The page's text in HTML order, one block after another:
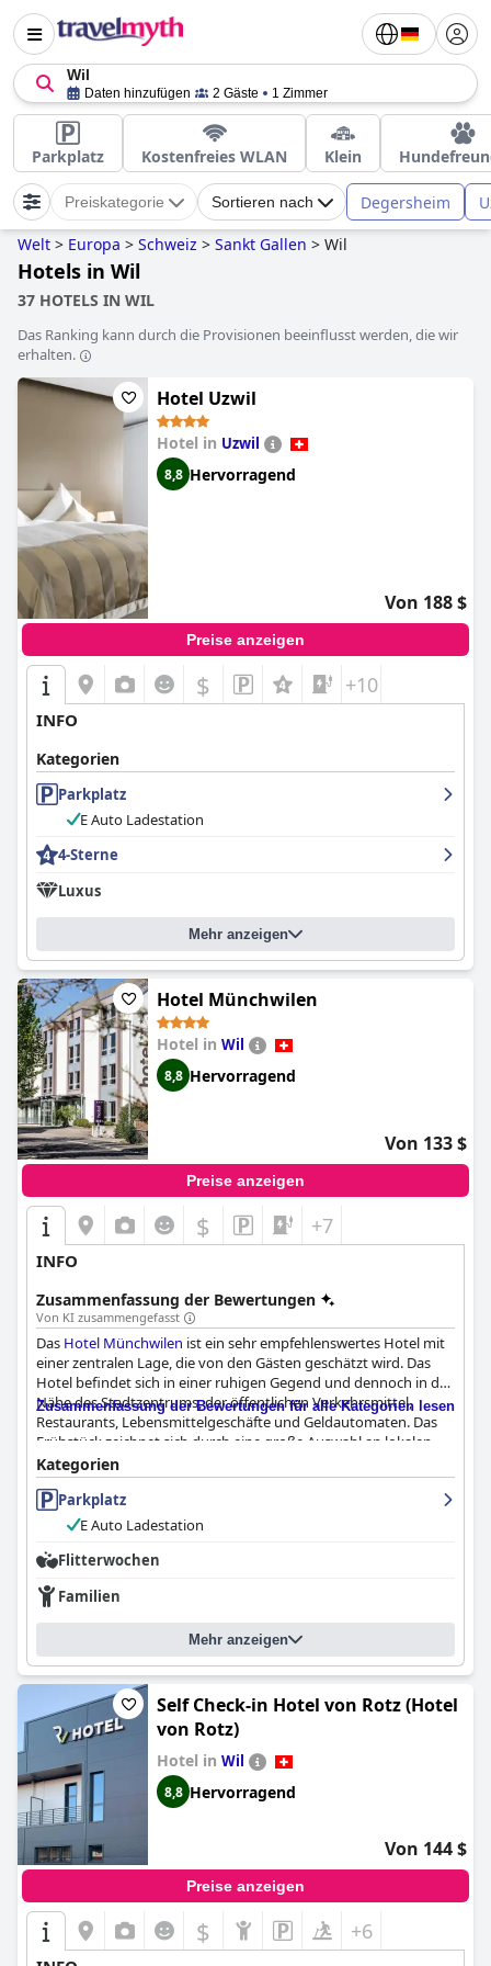
Wil
Daten hinzufügen 2 Gäste 1 Zimmer
Parkplatz Kostenfreies WLAN Klein
Preiskategorie Sortieren nach Degersheim
Welt > Europa > Schweiz > Sankt Gallen > Wil
Hotels in Wil
37 HOTELS IN WIL
Das Ranking kann durch die Provisionen beeinflusst werden, die wir
erhalten.
Hotel Uzwil
Hotel in Uzwil
8,8 Hervorragend
Von 188 $
Preise anzeigen
$ +10
INFO
Kategorien
Parkplatz
E Auto Ladestation
4-Sterne
Luxus
Mehr anzeigen
Hotel Münchwilen
Hotel in Wil
8,8 Hervorragend
Von 133 $
Preise anzeigen
$ +7
INFO
Zusammenfassung der Bewertungen
Von KI zusammengefasst
Das Hotel Münchwilen ist ein sehr empfehlenswertes Hotel mit
einer zentralen Lage, die von den Gästen geschätzt wird. Das
Hotel befindet sich in einer ruhigen Gegend und dennoch in der
Nähe des Stadtzentrums, der öffentlichen Verkehrsmittel,
Restaurants, Lebensmittelgeschäfte und Geldautomaten. Das
Frühstück zeichnet sich durch eine große Auswahl an lokalen
Produkten und ein gut sortiertes Buffet aus. Die Zimmer sind
geräumig, sauber und gut ausgestattet, mit moderner
Einrichtung und freundlichem Personal. Die Sauberkeit des
Hotels ist beeindruckend und das Personal tut alles, damit sich
Tiefgarage ist bequem und gut gepflegt, und es gibt
Gäste dieses Hotel wegen seiner praktischen und wertvollen
Annehmlichkeiten.
Zusammenfassung der Bewertungen für alle Kategorien lesen
Kategorien
Parkplatz
E Auto Ladestation
Flitterwochen
Familien
Mehr anzeigen
Self Check-in Hotel von Rotz (Hotel
von Rotz)
Hotel in Wil
8,8 Hervorragend
Von 144 $
Preise anzeigen
$ +6